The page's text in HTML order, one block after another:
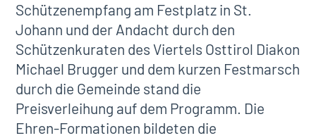
Schützenempfang am Festplatz in St.
Johann und der Andacht durch den
Schützenkuraten des Viertels Osttirol Diakon
Michael Brugger und dem kurzen Festmarsch
durch die Gemeinde stand die
Preisverleihung auf dem Programm. Die
Ehren-Formationen bildeten die